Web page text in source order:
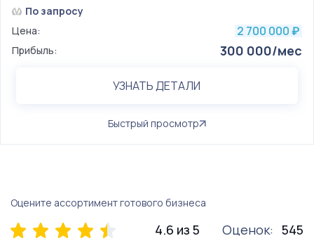
По запросу
Цена:
2 700 000 ₽
Прибыль: 300 000/мес
УЗНАТЬ ДЕТАЛИ
Быстрый просмотр
Оцените ассортимент готового бизнеса
4.6 из 5 Оценок: 545